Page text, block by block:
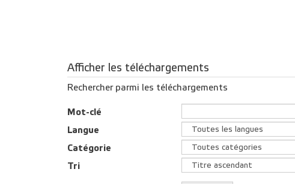
Afficher les téléchargements
Rechercher parmi les téléchargements
Mot-clé
Langue
Catégorie
Tri